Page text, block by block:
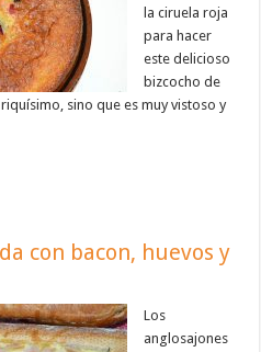
la ciruela roja
para hacer
este delicioso
bizcocho de
sino que es muy vistoso y
con bacon, huevos y
Los
anglosajones